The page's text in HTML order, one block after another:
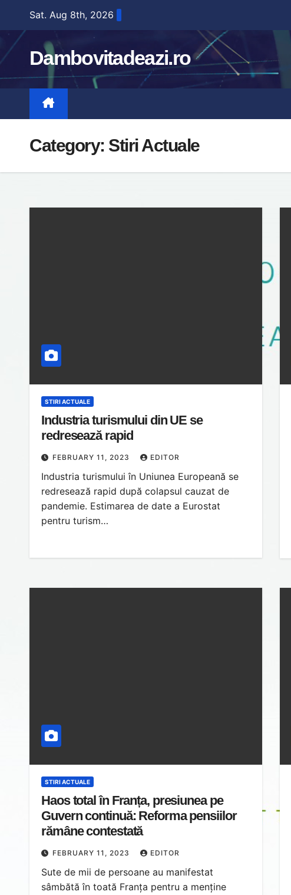
content
Sat. Aug 8th, 2026
Dambovitadeazi.ro
Category: Stiri Actuale
STIRI ACTUALE
Industria turismului din UE se
redresează rapid
FEBRUARY 11, 2023 EDITOR
Industria turismului în Uniunea Europeană se
redresează rapid după colapsul cauzat de
pandemie. Estimarea de date a Eurostat
pentru turism…
STIRI ACTUALE
Haos total în Franța, presiunea pe
Guvern continuă: Reforma pensiilor
rămâne contestată
FEBRUARY 11, 2023 EDITOR
Sute de mii de persoane au manifestat
sâmbătă în toată Franța pentru a menține